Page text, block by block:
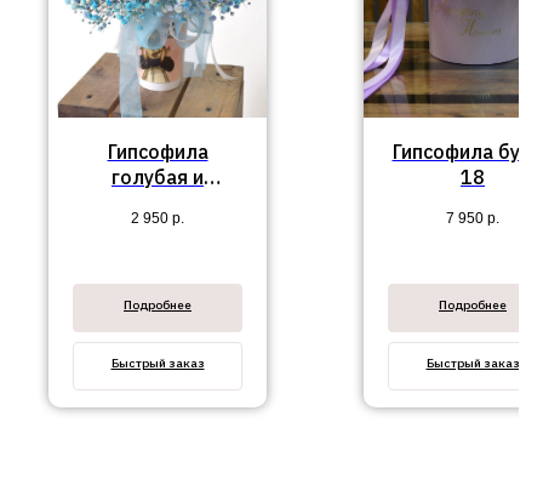
Гипсофила
голубая и
стаканчике
2 950 р.
Подробнее
Быстрый заказ
Гипсофила
18
7 950 р.
Подробнее
Быстрый заказ